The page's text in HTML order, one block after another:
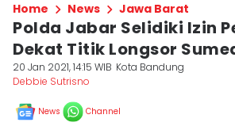
Home News Jawa Barat
Polda Jabar Selidiki Izin
Dekat Titik Longsor
20 Jan 2021, 14:15 WIB Kota Bandung
Debbie Sutrisno
News Channel